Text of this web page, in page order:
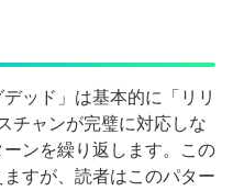
ッド」は基本的に「リリ
チャンが完璧に対応しな
ンを繰り返します。この
すが、読者はこのパター